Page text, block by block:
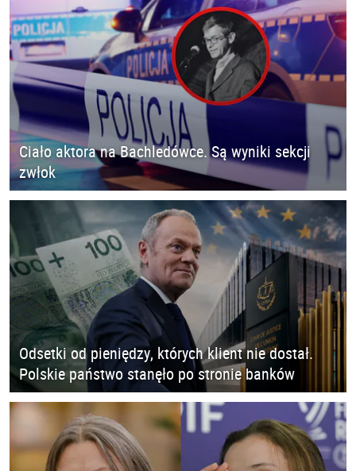
Ciało aktora na Bachledówce. Są wyniki sekcji
zwłok
Odsetki od pieniędzy, których klient nie dostał.
Polskie państwo stanęło po stronie banków